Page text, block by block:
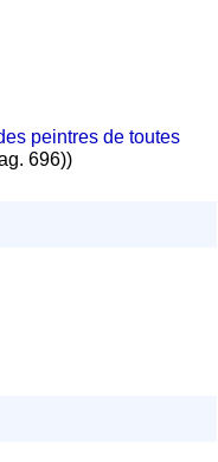
peintres de toutes
696))